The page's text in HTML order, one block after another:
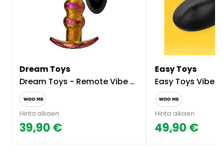
Dream Toys
Dream Toys - Remote Vibe Beaded Plug
Hinta alkaen
39,90 €
Easy Toys
Easy Toys Vibe Pad Vibration
Hinta alkaen
49,90 €